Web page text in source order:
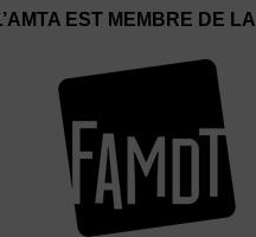
EST MEMBRE DE LA